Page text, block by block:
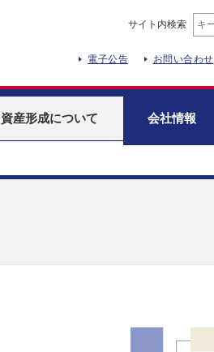
サイト内検索
電子公告 お問い合わせ
資産形成について 会社情報